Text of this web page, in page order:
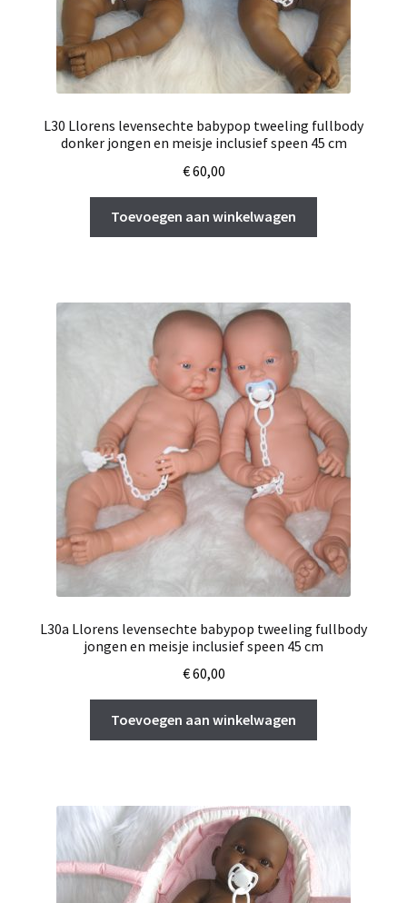
L30 Llorens levensechte babypop tweeling fullbody
donker jongen en meisje inclusief speen 45 cm
€60,00
Toevoegen aan winkelwagen
L30a Llorens levensechte babypop tweeling fullbody
jongen en meisje inclusief speen 45 cm
€60,00
Toevoegen aan winkelwagen